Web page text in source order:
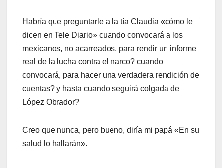
Habría que preguntarle a la tía Claudia «cómo le
dicen en Tele Diario» cuando convocará a los
mexicanos, no acarreados, para rendir un informe
real de la lucha contra el narco? cuando
convocará, para hacer una verdadera rendición de
cuentas? y hasta cuando seguirá colgada de
López Obrador?
Creo que nunca, pero bueno, diría mi papá «En su
salud lo hallarán».